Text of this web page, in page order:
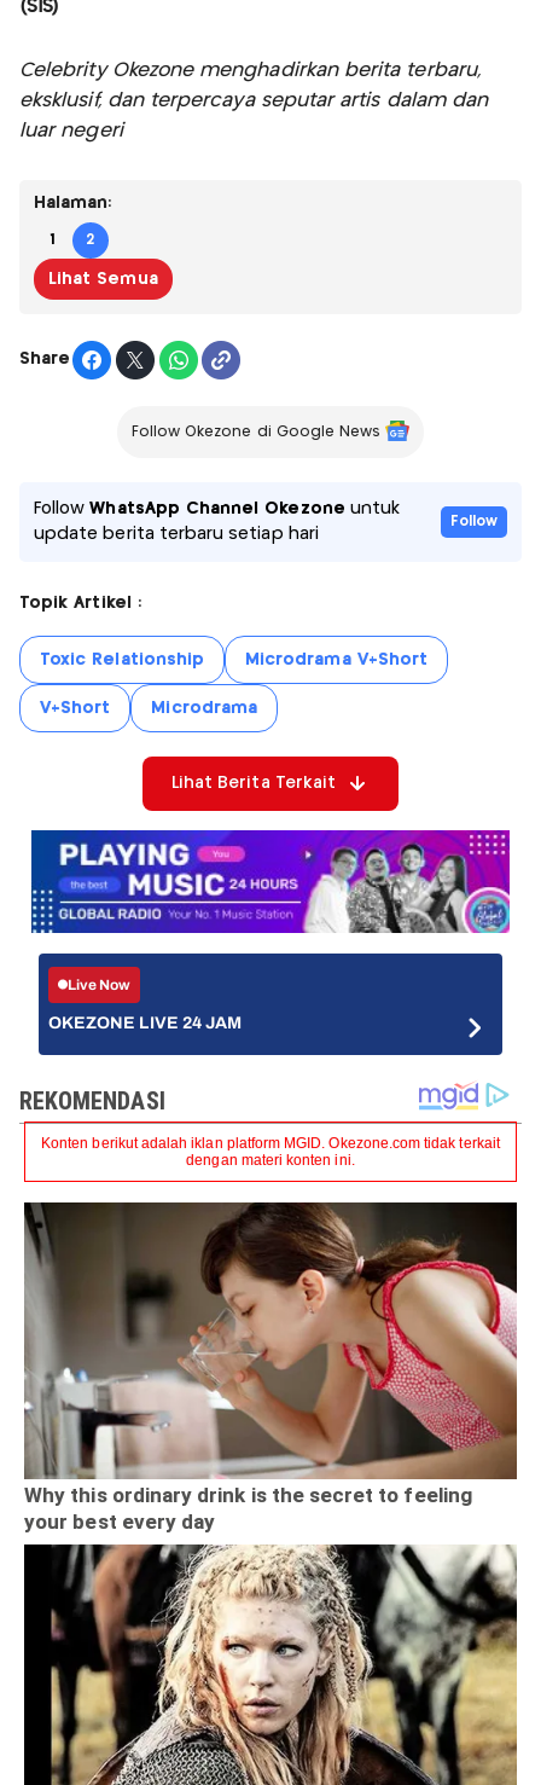
(SIS)
Celebrity Okezone menghadirkan berita terbaru,
eksklusif, dan terpercaya seputar artis dalam dan
luar negeri
Halaman:
1 2
Lihat Semua
Share
Follow Okezone di Google News
FollowWhatsApp Channel Okezone untuk
update berita terbaru setiap hari
Follow
Topik Artikel :
Toxic Relationship Microdrama V+Short
V+Short Microdrama
Lihat Berita Terkait
Live Now
OKEZONE LIVE 24 JAM